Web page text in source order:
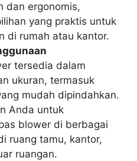
dan ergonomis,
yang praktis untuk
di rumah atau kantor.
tersedia dalam
ukuran, termasuk
mudah dipindahkan.
Anda untuk
blower di berbagai
ruang tamu, kantor,
ruangan.